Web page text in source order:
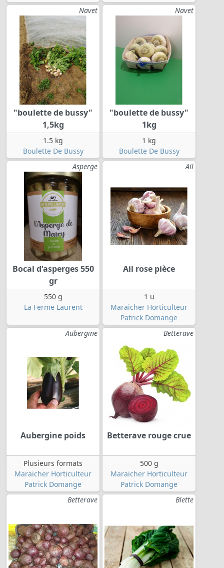
Navet
"boulette de bussy"
1,5kg
1.5 kg
Boulette De Bussy
Navet
"boulette de bussy"
1kg
1 kg
Boulette De Bussy
Asperge
Bocal d'asperges 550
gr
550 g
La Ferme Laurent
Ail
Ail rose pièce
1 u
Maraicher Horticulteur
Patrick Domange
Aubergine
Aubergine poids
Plusieurs formats
Maraicher Horticulteur
Patrick Domange
Betterave
Betterave rouge crue
500 g
Maraicher Horticulteur
Patrick Domange
Betterave
Blette